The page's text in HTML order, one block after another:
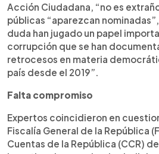
Acción Ciudadana, “no es
públicas “aparezcan
duda han jugado un papel
corrupción que se han
retrocesos en materia
país desde el 2019”.
Falta compromiso
Expertos coincidieron en
Fiscalía General de la República
Cuentas de la República (CCR)